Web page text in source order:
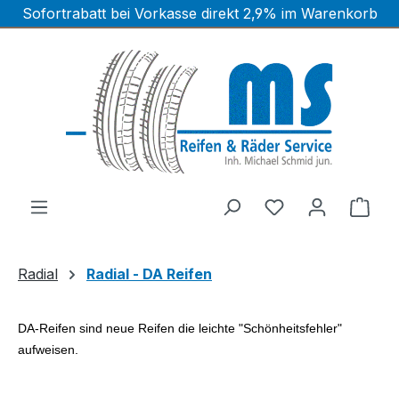
Zum Hauptinhalt springen
Sofortrabatt bei Vorkasse direkt 2,9% im Warenkorb
Radial Radial - DA Reifen
DA-Reifen sind neue Reifen die leichte "Schönheitsfehler"
aufweisen.